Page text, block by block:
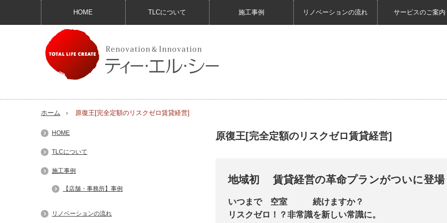
HOME TLCについて 施工事例 リノベーションの流れ サービスのご案内
ホーム 原復王[完全定額のリスクゼロ賃貸経営]
原復王[完全定額のリスクゼロ賃貸経営]
地域初 賃貸経営の革命プランがついに登場
いつまで 空室 続けますか？
リスクゼロ！？非常識を新しい常識に。
HOME
TLCについて
施工事例
【店舗・事務所】事例
リノベーションの流れ